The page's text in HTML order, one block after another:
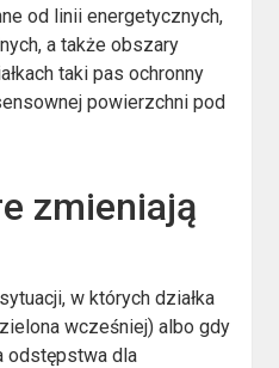
od linii energetycznych,
a także obszary
taki pas ochronny
powierzchni pod
zmieniają
w których działka
wcześniej) albo gdy
odstępstwa dla